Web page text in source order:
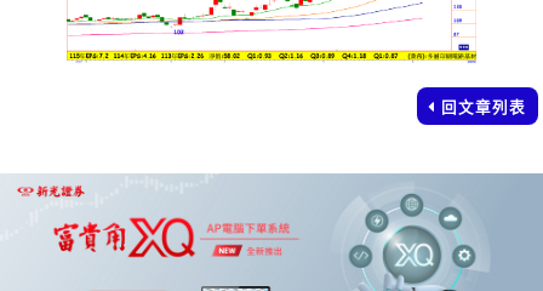
回文章列表